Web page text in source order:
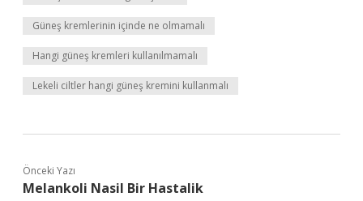
Güneş kremlerinin içinde ne olmamalı
Hangi güneş kremleri kullanılmamalı
Lekeli ciltler hangi güneş kremini kullanmalı
Önceki Yazı
Melankoli Nasil Bir Hastalik